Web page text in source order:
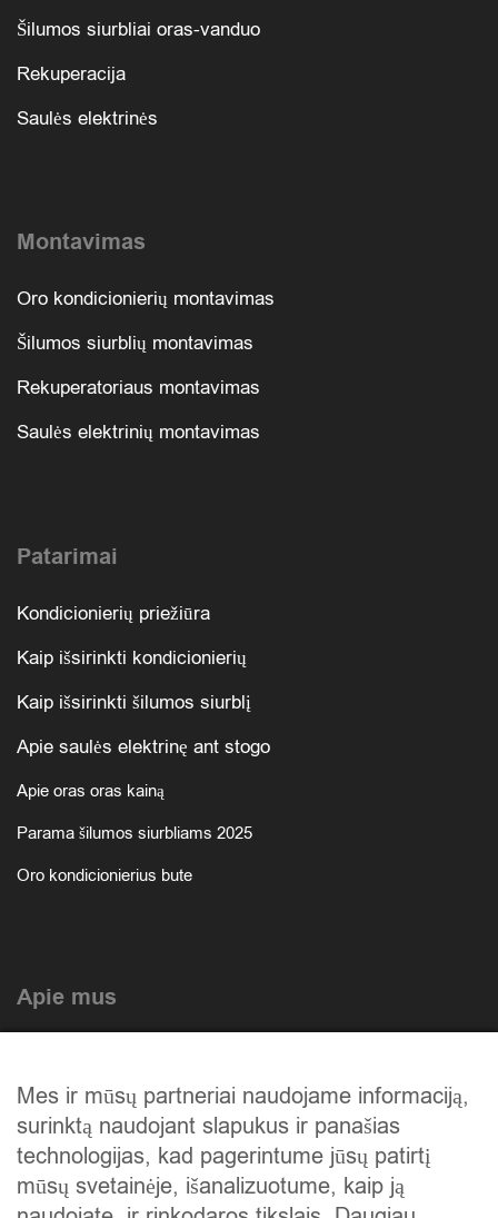
Šilumos siurbliai oras-vanduo
Rekuperacija
Saulės elektrinės
Montavimas
Oro kondicionierių montavimas
Šilumos siurblių montavimas
Rekuperatoriaus montavimas
Saulės elektrinių montavimas
Patarimai
Kondicionierių priežiūra
Kaip išsirinkti kondicionierių
Kaip išsirinkti šilumos siurblį
Apie saulės elektrinę ant stogo
Apie oras oras kainą
Parama šilumos siurbliams 2025
Oro kondicionierius bute
Apie mus
Mūsų istorija
Privatumo politika
Slapukų politika
Mes ir mūsų partneriai naudojame informaciją,
surinktą naudojant slapukus ir panašias
technologijas, kad pagerintume jūsų patirtį
mūsų svetainėje, išanalizuotume, kaip ją